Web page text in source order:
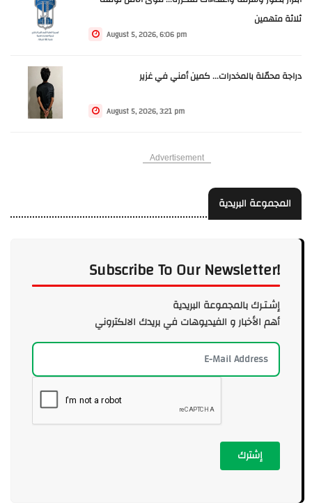
ثلاثة متهمين
August 5, 2026, 6:06 pm
دراجة محمّلة بالمخدرات... كمين أمني في غزير
August 5, 2026, 3:21 pm
Advertisement
المجموعة البريدية
Subscribe To Our Newsletter!
إشـتـرك بالمجموعة البريدية
أهم الأخبار و الفيديوهات في بريدك الالكتروني
إشترك